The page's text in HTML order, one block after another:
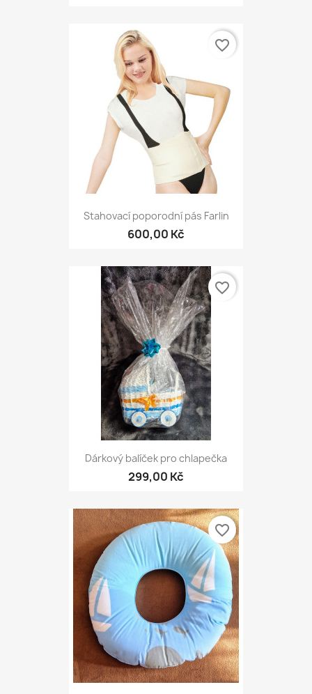
Stahovací poporodní pás Farlin
600,00 Kč
favorite_border
Dárkový balíček pro chlapečka
299,00 Kč
favorite_border
favorite_border